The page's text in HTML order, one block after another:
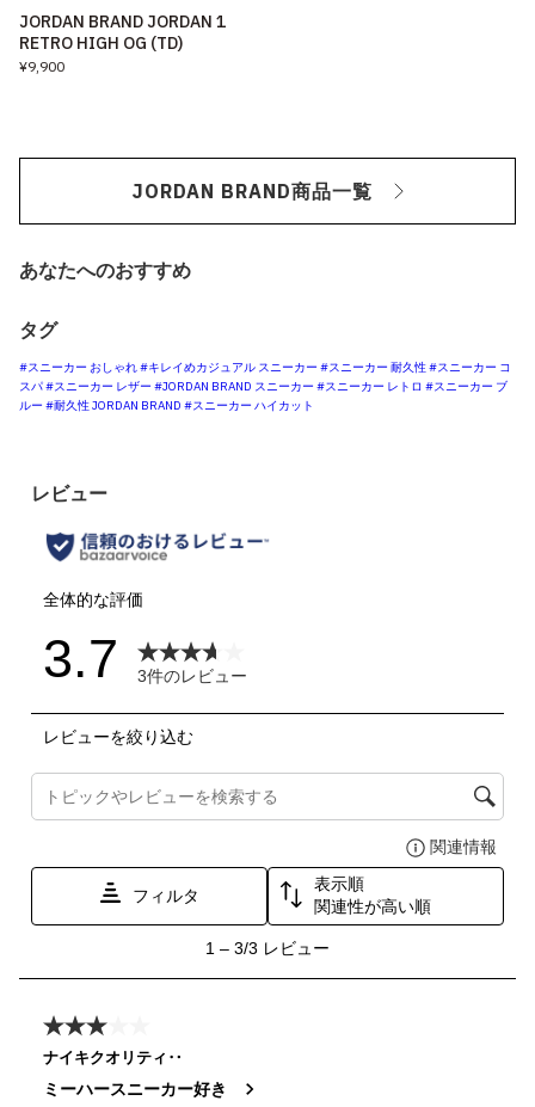
JORDAN BRAND JORDAN 1
RETRO HIGH OG (TD)
¥9,900
JORDAN BRAND商品一覧
あなたへのおすすめ
タグ
#スニーカー おしゃれ#キレイめカジュアル スニーカー #スニーカー 耐久性#スニーカー コ
スパ#スニーカー レザー #JORDAN BRAND スニーカー #スニーカー レトロ #スニーカー ブ
ルー #耐久性 JORDAN BRAND #スニーカー ハイカット